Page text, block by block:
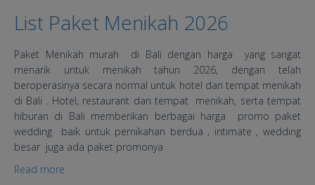
List Paket Menikah 2026
Paket Menikah murah di Bali dengan harga yang sangat
menarik untuk menikah tahun 2026, dengan telah
beroperasinya secara normal untuk hotel dan tempat menikah
di Bali . Hotel, restaurant dan tempat menikah, serta tempat
hiburan di Bali memberikan berbagai harga promo paket
wedding baik untuk pernikahan berdua , intimate , wedding
besar juga ada paket promonya
Read more